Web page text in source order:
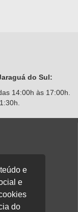
do Sul:
14:00h às 17:00h.
220.
e
e
do